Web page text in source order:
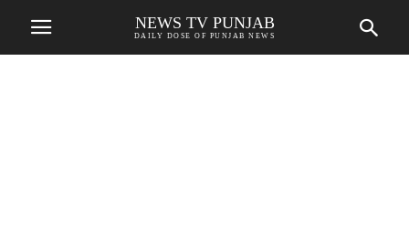
NEWS TV PUNJAB
DAILY DOSE OF PUNJAB NEWS